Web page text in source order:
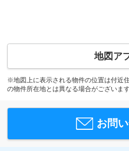
地図ア
※地図上に表示される物件の位置は付近
の物件所在地とは異なる場合がございます
お問